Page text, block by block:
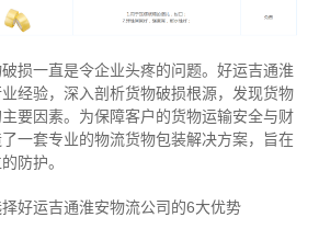
损一直是令企业头疼的问题。好运吉通淮
经验，深入剖析货物破损根源，发现货物
要因素。为保障客户的货物运输安全与财
一套专业的物流货物包装解决方案，旨在
防护。
好运吉通淮安物流公司的6大优势